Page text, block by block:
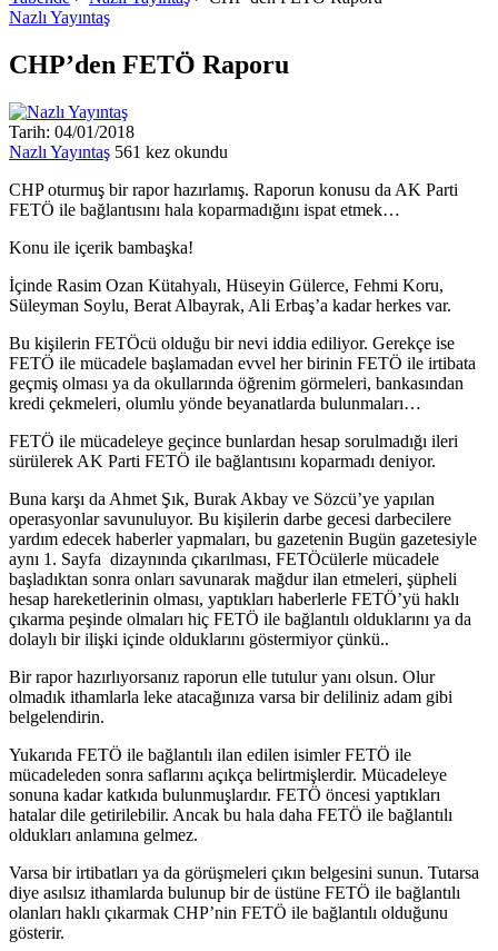
Nazlı Yayıntaş
CHP’den FETÖ Raporu
Tarih: 04/01/2018
Nazlı Yayıntaş 561 kez okundu
CHP oturmuş bir rapor hazırlamış. Raporun konusu da AK Parti
FETÖ ile bağlantısını hala koparmadığını ispat etmek…
Konu ile içerik bambaşka!
İçinde Rasim Ozan Kütahyalı, Hüseyin Gülerce, Fehmi Koru,
Süleyman Soylu, Berat Albayrak, Ali Erbaş’a kadar herkes var.
Bu kişilerin FETÖcü olduğu bir nevi iddia ediliyor. Gerekçe ise
FETÖ ile mücadele başlamadan evvel her birinin FETÖ ile irtibata
geçmiş olması ya da okullarında öğrenim görmeleri, bankasından
kredi çekmeleri, olumlu yönde beyanatlarda bulunmaları…
FETÖ ile mücadeleye geçince bunlardan hesap sorulmadığı ileri
sürülerek AK Parti FETÖ ile bağlantısını koparmadı deniyor.
Buna karşı da Ahmet Şık, Burak Akbay ve Sözcü’ye yapılan
operasyonlar savunuluyor. Bu kişilerin darbe gecesi darbecilere
yardım edecek haberler yapmaları, bu gazetenin Bugün gazetesiyle
aynı 1. Sayfa dizaynında çıkarılması, FETÖcülerle mücadele
başladıktan sonra onları savunarak mağdur ilan etmeleri, şüpheli
hesap hareketlerinin olması, yaptıkları haberlerle FETÖ’yü haklı
çıkarma peşinde olmaları hiç FETÖ ile bağlantılı olduklarını ya da
dolaylı bir ilişki içinde olduklarını göstermiyor çünkü..
Bir rapor hazırlıyorsanız raporun elle tutulur yanı olsun. Olur
olmadık ithamlarla leke atacağınıza varsa bir deliliniz adam gibi
belgelendirin.
Yukarıda FETÖ ile bağlantılı ilan edilen isimler FETÖ ile
mücadeleden sonra saflarını açıkça belirtmişlerdir. Mücadeleye
sonuna kadar katkıda bulunmuşlardır. FETÖ öncesi yaptıkları
hatalar dile getirilebilir. Ancak bu hala daha FETÖ ile bağlantılı
oldukları anlamına gelmez.
Varsa bir irtibatları ya da görüşmeleri çıkın belgesini sunun. Tutarsa
diye asılsız ithamlarda bulunup bir de üstüne FETÖ ile bağlantılı
olanları haklı çıkarmak CHP’nin FETÖ ile bağlantılı olduğunu
gösterir.